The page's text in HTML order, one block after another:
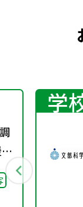
学